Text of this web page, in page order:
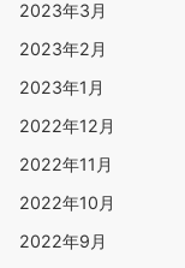
2023年3月
2023年2月
2023年1月
2022年12月
2022年11月
2022年10月
2022年9月